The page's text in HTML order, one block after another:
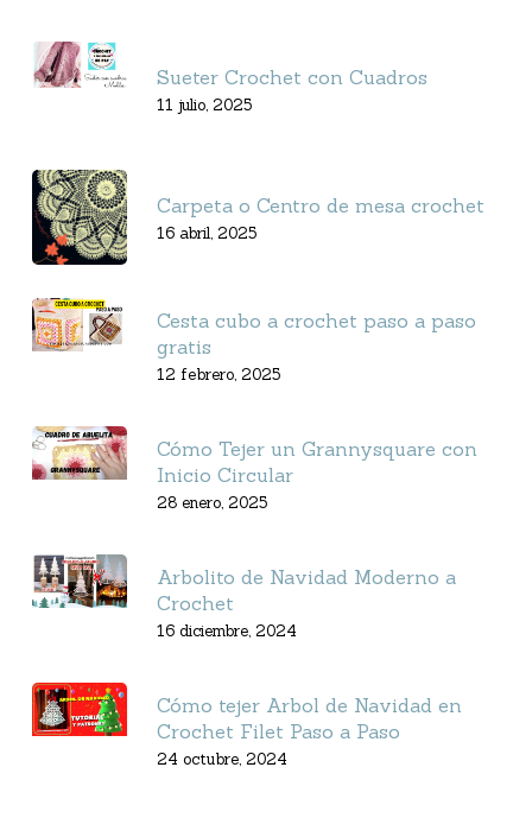
Sueter Crochet con Cuadros
11 julio, 2025
Carpeta o Centro de mesa crochet
16 abril, 2025
Cesta cubo a crochet paso a paso
gratis
12 febrero, 2025
Cómo Tejer un Grannysquare con
Inicio Circular
28 enero, 2025
Arbolito de Navidad Moderno a
Crochet
16 diciembre, 2024
Cómo tejer Arbol de Navidad en
Crochet Filet Paso a Paso
24 octubre, 2024